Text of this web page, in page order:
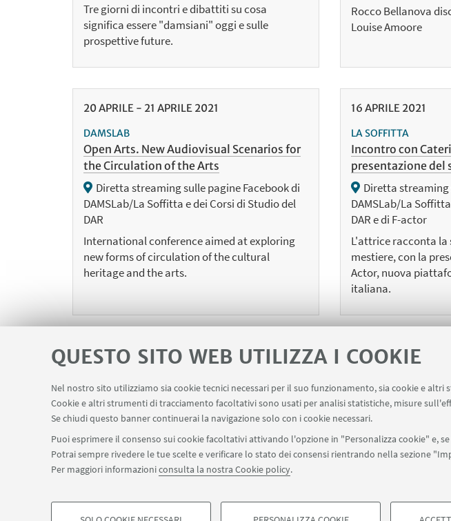
QUESTO SITO WEB UTILIZZA I COOKIE
Nel nostro sito utilizziamo sia cookie tecnici necessari per il suo funzionamento, sia cookie e
Cookie e altri strumenti di tracciamento facoltativi sono usati per analisi statistiche, misure
Se chiudi questo banner continuerai la navigazione solo con i cookie necessari.
Puoi esprimere il consenso sui cookie facoltativi attivando l'opzione in "Personalizza cookie" e,
Potrai sempre rivedere le tue scelte e verificare lo stato dei consensi rientrando nella sezione
Per maggiori informazioniconsulta la nostra Cookie policy.
Tre giorni di incontri e dibattiti su cosa
significa essere "damsiani" oggi e sulle
prospettive future.
Rocco Bellanova
Louise Amoore
20APRILE- 21 APRILE 2021
DAMSLAB
Open Arts. New Audiovisual Scenarios for
the Circulation of the Arts
Diretta streaming sulle pagine Facebook di
DAMSLab/La Soffitta e dei Corsi di Studio del
DAR
International conference aimed at exploring
new forms of circulation of the cultural
heritage and the arts.
16 APRILE 2021
LA SOFFITTA
Incontro con
presentazione del
Diretta streaming
DAMSLab/La
DAR e di F-actor
L'attrice racconta la
mestiere, con la
Actor, nuova
italiana.
«
Precedenti
12
elementi